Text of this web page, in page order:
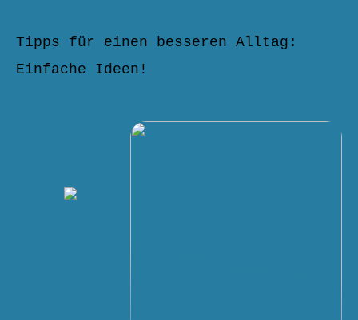
Tipps für einen besseren Alltag:
Einfache Ideen!